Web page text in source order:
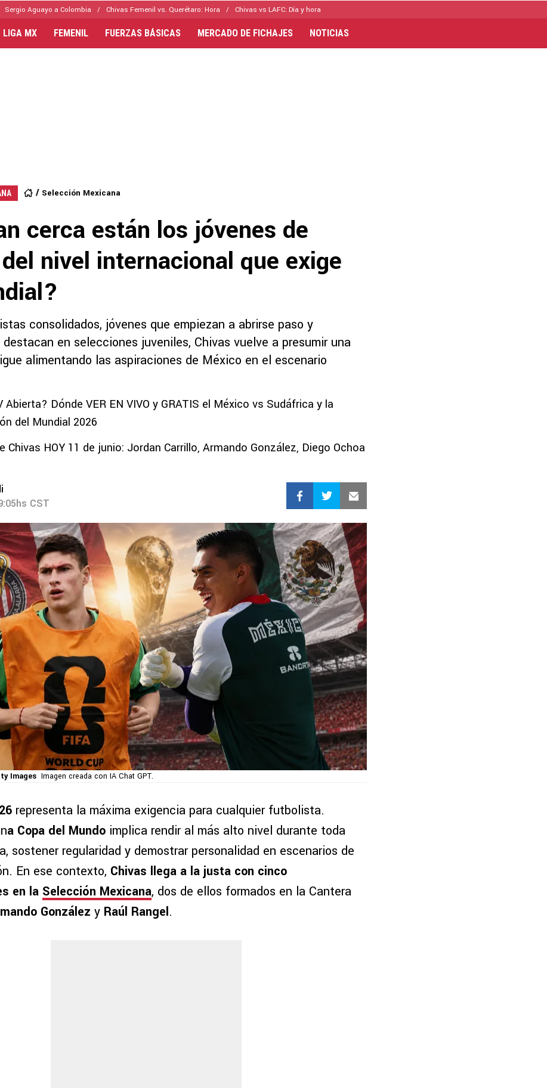
Sergio Aguayo a Colombia Chivas Femenil vs. Querétaro: Hora Chivas vs LAFC: Día y hora
LIGA MX FEMENIL FUERZAS BÁSICAS MERCADO DE FICHAJES NOTICIAS
Selección Mexicana
cerca están los jóvenes de
nivel internacional que exige
consolidados, jóvenes que empiezan a abrirse paso y
destacan en selecciones juveniles, Chivas vuelve a presumir una
alimentando las aspiraciones de México en el escenario
Abierta? Dónde VER EN VIVO y GRATIS el México vs Sudáfrica y la
del Mundial 2026
Chivas HOY 11 de junio: Jordan Carrillo, Armando González, Diego Ochoa
CST
Images Imagen creada con IA Chat GPT.
representa la máxima exigencia para cualquier futbolista.
a Copa del Mundo implica rendir al más alto nivel durante toda
sostener regularidad y demostrar personalidad en escenarios de
En ese contexto, Chivas llega a la justa con cinco
en la Selección Mexicana, dos de ellos formados en la Cantera
González y Raúl Rangel.